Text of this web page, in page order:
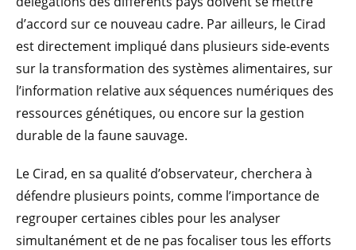
d’accord sur ce nouveau cadre. Par ailleurs, le Cirad
est directement impliqué dans plusieurs side-events
sur la transformation des systèmes alimentaires, sur
l’information relative aux séquences numériques des
ressources génétiques, ou encore sur la gestion
durable de la faune sauvage.
Le Cirad, en sa qualité d’observateur, cherchera à
défendre plusieurs points, comme l’importance de
regrouper certaines cibles pour les analyser
simultanément et de ne pas focaliser tous les efforts